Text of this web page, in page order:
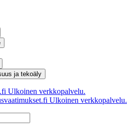
ja tekoäly
Ulkoinen verkkopalvelu.
Ulkoinen verkkopalvelu.